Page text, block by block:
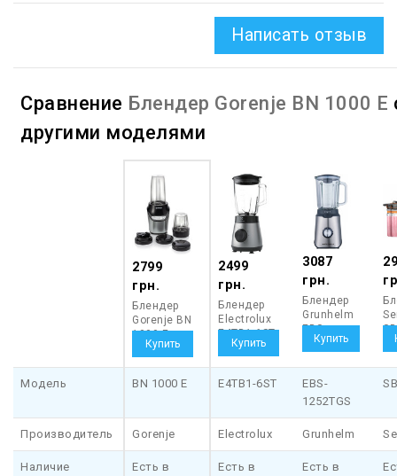
Написать отзыв
Сравнение Блендер Gorenje BN 1000 E
другими моделями
2799
грн.
Блендер
Gorenje BN
1000 E
2499
грн.
Блендер
Electrolux
E4TB1-6ST
3087
грн.
Блендер
Grunhelm
EBS-
1252TGS
Модель BN 1000 E E4TB1-6ST
EBS-
1252TGS
Производитель Gorenje Electrolux Grunhelm
Наличие
Есть в
Есть в
Есть в